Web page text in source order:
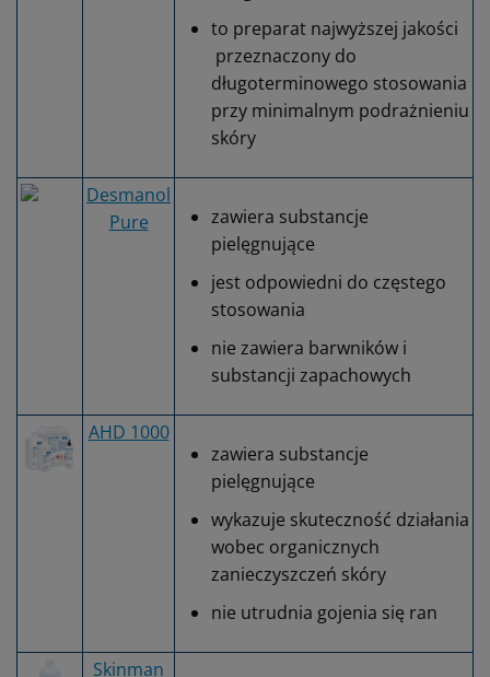
to preparat najwyższej jakości
przeznaczony do
długoterminowego stosowania
przy minimalnym podrażnieniu
skóry
Desmanol
Pure
zawiera substancje
pielęgnujące
jest odpowiedni do częstego
stosowania
nie zawiera barwników i
substancji zapachowych
AHD 1000
zawiera substancje
pielęgnujące
wykazuje skuteczność działania
wobec organicznych
zanieczyszczeń skóry
nie utrudnia gojenia się ran
Skinman